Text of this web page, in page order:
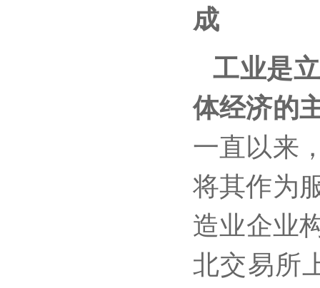
成
工业是
体经济的
一直以来
将其作为
造业企业
北交易所